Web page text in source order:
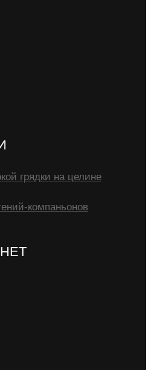
грядки на целине
компаньонов